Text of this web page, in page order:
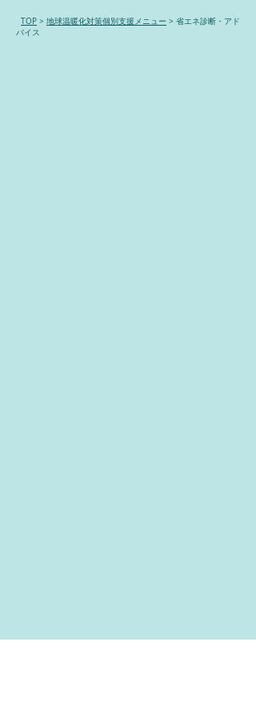
TOP > 地球温暖化対策個別支援メニュー > 省エネ診断・アド
バイス